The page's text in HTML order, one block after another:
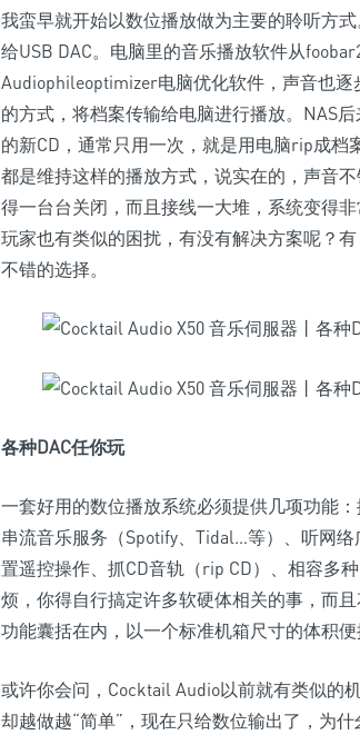
我蛮早就开始以数位播放做为主要的聆听方
给USB DAC。电脑里的音乐播放软件从
Audiophileoptimizer电脑优化软件，声音也
的方式，将档案传输给电脑进行播放。NAS
的新CD，通常只用一次，就是用电脑rip成档
都是维持这样的播放方式，说实在的，声音
得一台台关闭，而且接线一大堆，系统变得
玩家也有类似的困扰，有没有解决方案呢？
不错的选择。
各种DAC任你玩
一套好用的数位播放系统必须提供几项功能
串流音乐服务（Spotify、Tidal…等）、听网
置遥控操作、抓CD音轨（rip CD）、相容多
烦，你得自行搞定许多软硬体相关的事，而
功能囊括在内，以一个标准机箱尺寸的体积
或许你会问，Cocktail Audio以前就有类似的
却越做越“简单”，现在只给数位输出了，为